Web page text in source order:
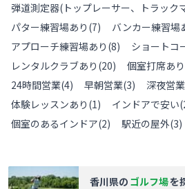
弾道測定器(トップレーサー、トラック
パター練習場あり (7) バンカー練習場
アプローチ練習場あり (8) ショートコ
レンタルクラブあり (20) 個室打席あり
24時間営業(4) 早朝営業(3) 深夜営業
体験レッスンあり (1) インドアで安い(
個室のあるインドア(2) 駅近の屋外(3)
香川県の ゴルフ場を